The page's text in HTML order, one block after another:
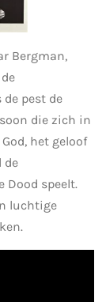
Bergman,
pest de
die zich in
het geloof
de
Dood speelt.
luchtige